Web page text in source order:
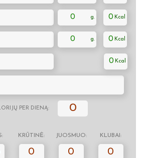
0 0
0 0
0
PER DIENĄ: 0
KRŪTINĖ: JUOSMUO: KLUBAI:
0 0 0